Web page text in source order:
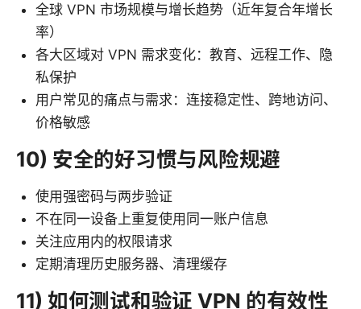
全球 VPN 市场规模与增长趋势（近年复合年增长
率）
各大区域对 VPN 需求变化：教育、远程工作、隐
私保护
用户常见的痛点与需求：连接稳定性、跨地访问、
价格敏感
10) 安全的好习惯与风险规避
使用强密码与两步验证
不在同一设备上重复使用同一账户信息
关注应用内的权限请求
定期清理历史服务器、清理缓存
11) 如何测试和验证 VPN 的有效性